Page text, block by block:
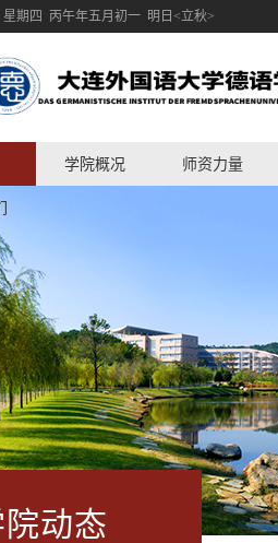
星期四 丙午年五月初一 明日<立秋>
学院概况 师资力量
动态